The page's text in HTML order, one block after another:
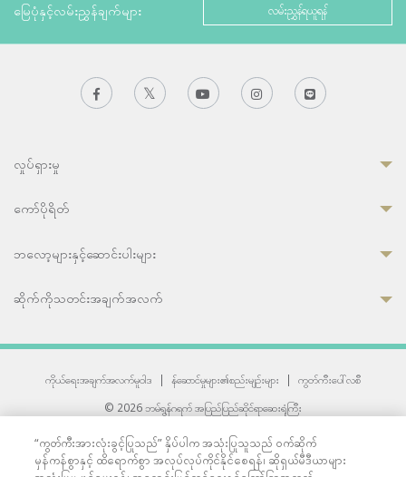
မြေပုံနှင့်လမ်းညွှန်ချက်များ လမ်းညွှန်ရယူရန်
လှုပ်ရှားမှု
ကော်ပိုရိတ်
ဘလော့များနှင့်ဆောင်းပါးများ
ဆိုက်ကိုသတင်းအချက်အလက်
ကိုယ်ရေးအချက်အလက်မူဝါဒ | န်ဆောင်မှုများ၏စည်းမျဉ်းများ |
ကွတ်ကီးပေါ်လစီ
© 2026 ဘမ်ရွန်ဂရက် အပြည်ပြည်ဆိုင်ရာဆေးရုံကြီး
33 Sukhumvit 3, Wattana, Bangkok 10110 Thailand.
All rights reserved.
“ကွတ်ကီးအားလုံးခွင့်ပြုသည်” နှိပ်ပါက အသုံးပြုသူသည် ဝက်ဆိုက်
မှန်ကန်စွာနှင့် ထိရောက်စွာ အလုပ်လုပ်ကိုင်နိုင်စေရန်၊ ဆိုရှယ်မီဒီယာများ